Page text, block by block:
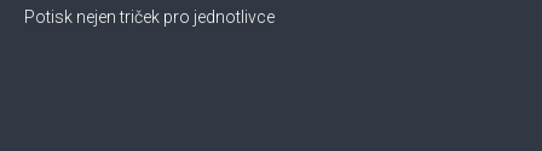
Potisk nejen triček pro jednotlivce